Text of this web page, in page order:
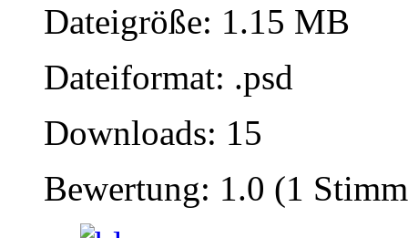
Dateigröße: 1.15 MB
Dateiformat: .psd
Downloads: 15
Bewertung: 1.0 (1